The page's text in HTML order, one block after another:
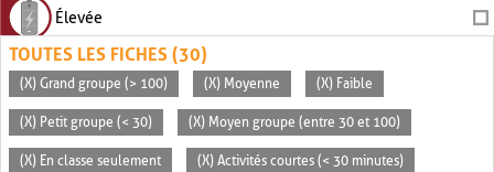
Élevée
TOUTES LES FICHES (30)
(X) Grand groupe (> 100) (X) Moyenne (X) Faible
(X) Petit groupe (< 30) (X) Moyen groupe (entre 30 et 100)
(X) En classe seulement (X) Activités courtes (< 30 minutes)